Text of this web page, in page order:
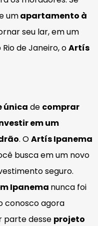
umapartamento à
seu lar, em um
de Janeiro, oArtís
única de comprar
em um
. OArtís Ipanema
busca em um novo
seguro.
Ipanema nunca foi
conosco agora
parte desse projeto